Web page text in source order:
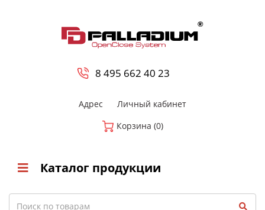
8 495 662 40 23
Адрес
Личный кабинет
Корзина (0)
Каталог продукции
Search